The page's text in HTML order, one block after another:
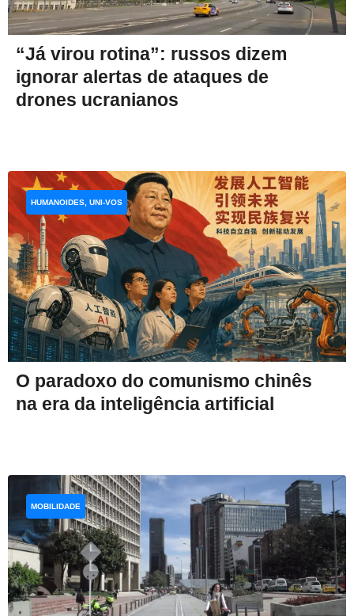
“Já virou rotina”: russos dizem
ignorar alertas de ataques de
drones ucranianos
O paradoxo do comunismo chinês
na era da inteligência artificial
HUMANOIDES, UNI-VOS
MOBILIDADE